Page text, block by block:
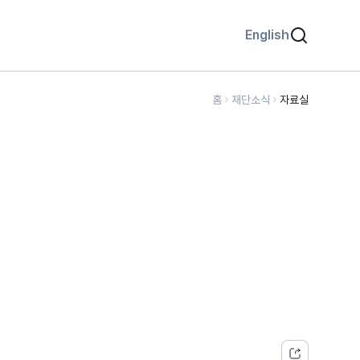
English
홈 재단소식 자료실